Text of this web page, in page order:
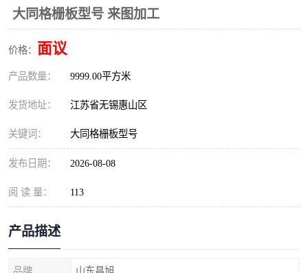
大同格栅板型号 来图加工
价格： 面议
产品数量： 9999.00平方米
发货地址： 江苏省无锡惠山区
关键词： 大同格栅板型号
发布日期： 2026-08-08
阅 读 量： 113
产品描述